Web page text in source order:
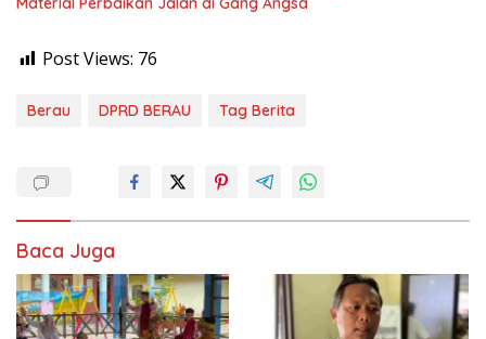
Post Views: 76
Berau DPRD BERAU Tag Berita
Baca Juga